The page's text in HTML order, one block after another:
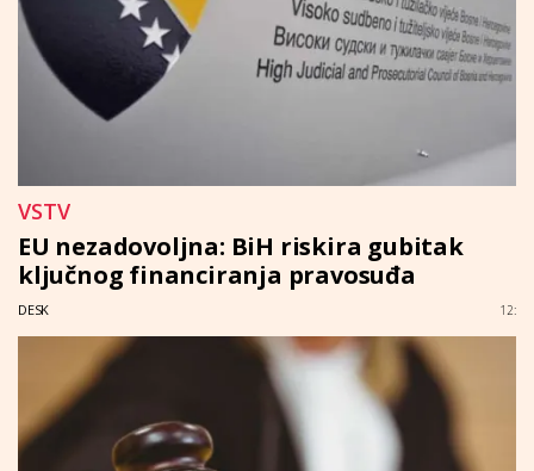
VSTV
EU nezadovoljna: BiH riskira gubitak
ključnog financiranja pravosuđa
DESK 12: